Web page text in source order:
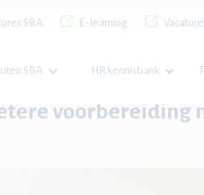
SBA E-learning
SBA HR kennisbank
voorbereiding met een gesprekstool
voorbereiding